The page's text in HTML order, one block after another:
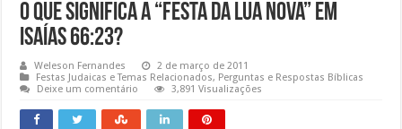
O que significa a “Festa da Lua Nova” em
Isaías 66:23?
Weleson Fernandes
2 de março de 2011
Festas Judaicas e Temas Relacionados, Perguntas e Respostas Bíblicas
Deixe um comentário
3,891 Visualizações